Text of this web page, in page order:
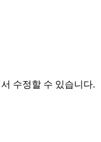
수정할 수 있습니다.